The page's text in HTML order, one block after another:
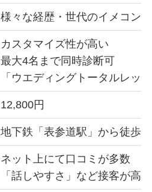
様々な経歴・世代のイメコン
カスタマイズ性が高い
最大4名まで同時診断可
「ウエディングトータルレッ
12,800円
地下鉄「表参道駅」から徒歩9
ネット上にて口コミが多数
「話しやすさ」など接客が高